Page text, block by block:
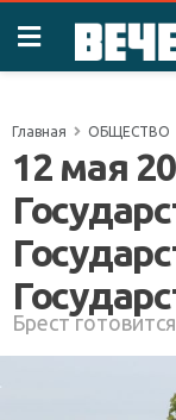
Главная ОБЩЕСТВО
12 мая
Брест